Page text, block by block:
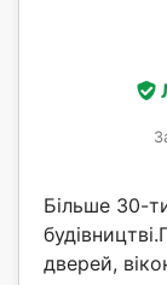
Більше 30-
дверей,